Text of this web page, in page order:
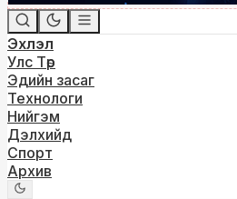
Эхлэл
Улс Төр
Эдийн засаг
Технологи
Нийгэм
Дэлхийд
Спорт
Архив